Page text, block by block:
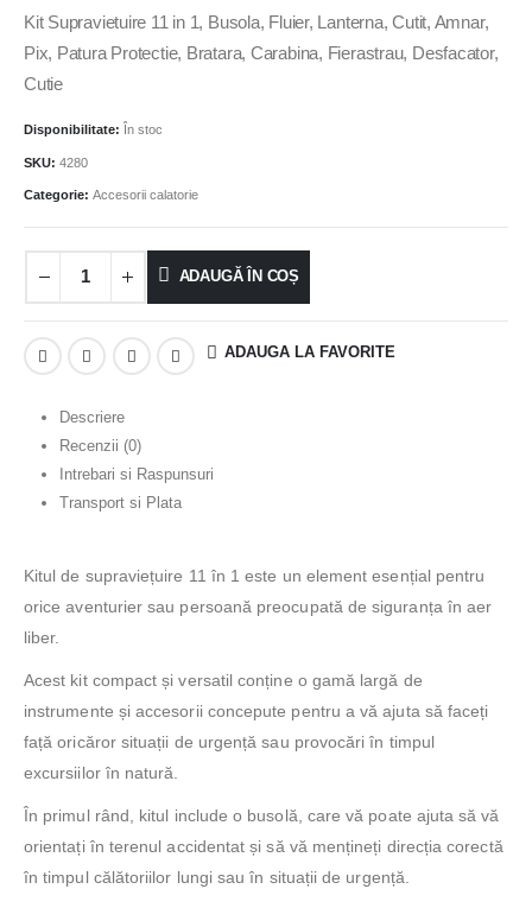
Kit Supravietuire 11 in 1, Busola, Fluier, Lanterna, Cutit, Amnar,
Pix, Patura Protectie, Bratara, Carabina, Fierastrau, Desfacator,
Cutie
Disponibilitate: În stoc
SKU: 4280
Categorie: Accesorii calatorie
ADAUGĂ ÎN COȘ
ADAUGA LA FAVORITE
Descriere
Recenzii (0)
Intrebari si Raspunsuri
Transport si Plata
Kitul de supraviețuire 11 în 1 este un element esențial pentru
orice aventurier sau persoană preocupată de siguranța în aer
liber.
Acest kit compact și versatil conține o gamă largă de
instrumente și accesorii concepute pentru a vă ajuta să faceți
față oricăror situații de urgență sau provocări în timpul
excursiilor în natură.
În primul rând, kitul include o busolă, care vă poate ajuta să vă
orientați în terenul accidentat și să vă mențineți direcția corectă
în timpul călătoriilor lungi sau în situații de urgență.